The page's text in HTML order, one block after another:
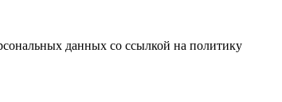
данных со ссылкой на политику